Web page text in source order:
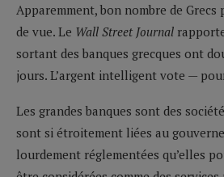
Apparemment, bon nombre de
de vue. Le Wall Street Journal
sortant des banques grecques ont
jours. L’argent intelligent vote —
Les grandes banques sont des
sont si étroitement liées au
lourdement réglementées qu’elles